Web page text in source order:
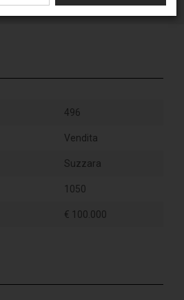
496
Vendita
Suzzara
1050
€ 100.000